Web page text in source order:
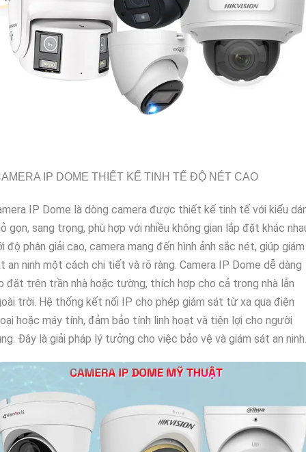
IP DOME THIẾT KẾ TINH TẾ ĐỘ NÉT CAO
IP Dome là dòng camera được thiết kế tinh tế với kiểu
gọn, sang trọng, phù hợp với nhiều không gian lắp đặt khác
độ phân giải cao, camera mang đến hình ảnh sắc nét, giúp giám
an ninh một cách chi tiết và rõ ràng. Camera IP Dome dễ dàng
đặt trên trần nhà hoặc tường, thích hợp cho cả trong nhà lẫn
trời. Hệ thống kết nối IP cho phép giám sát từ xa qua điện
hoặc máy tính, đảm bảo tính linh hoạt và tiện lợi cho người
Đây là giải pháp lý tưởng cho việc bảo vệ và giám sát an ninh.